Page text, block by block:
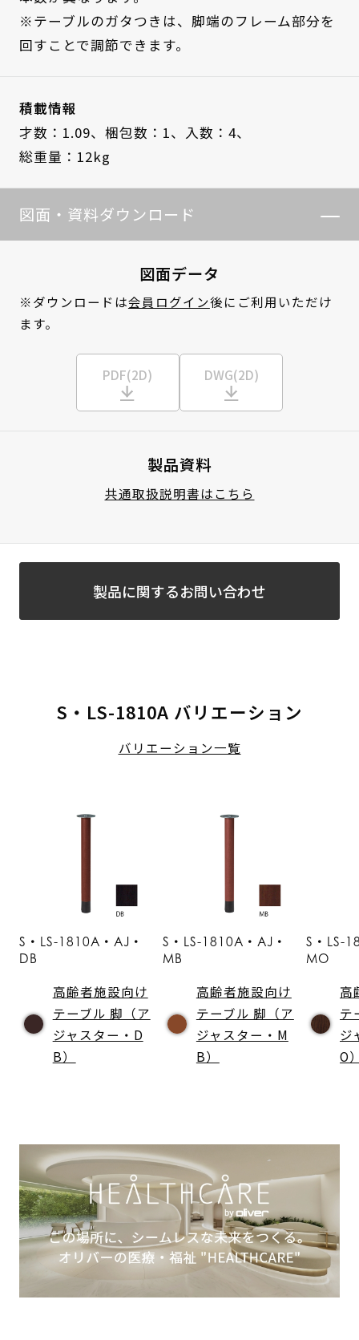
※テーブルのガタつきは、脚端のフレーム部分を
回すことで調節できます。
積載情報
才数：1.09、 梱包数：1、
入数：4、
総重量：12kg
図面・資料ダウンロード
図面データ
※ダウンロードは会員ログイン後にご利用いただけ
ます。
PDF(2D) DWG(2D)
製品資料
共通取扱説明書はこちら
製品に関するお問い合わせ
S・LS-1810A バリエーション
バリエーション一覧
S・LS-1810A・AJ・
DB
高齢者施設向け
テーブル 脚（ア
ジャスター・D
B）
S・LS-1810A・AJ・
MB
高齢者施設向け
テーブル 脚（ア
ジャスター・M
B）
S・LS-
MO
高
テ
ジ
O